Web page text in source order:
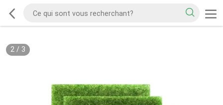
2/ 3